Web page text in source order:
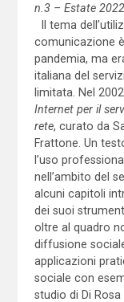
n.3 – Estate
Il tema
comunicazione
pandemia, ma
italiana del
limitata. Nel
Internet per il
rete, curato da
Frattone. Un
l’uso
nell’ambito del
alcuni capitoli
dei suoi
oltre al quadro
diffusione
applicazioni
sociale con
studio di Di